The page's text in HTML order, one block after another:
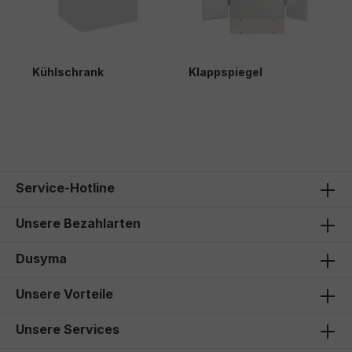
Kühlschrank Klappspiegel
Service-Hotline
Unsere Bezahlarten
Dusyma
Unsere Vorteile
Unsere Services